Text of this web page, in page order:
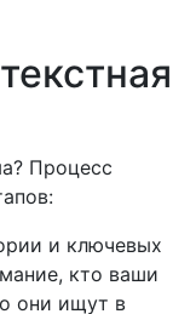
Процесс
и ключевых
кто ваши
они ищут в